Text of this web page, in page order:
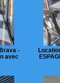
-
avec